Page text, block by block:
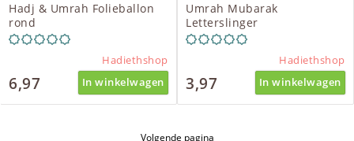
Hadj & Umrah Folieballon
rond
Hadiethshop
6,97 In winkelwagen
Umrah Mubarak
Letterslinger
Hadiethshop
3,97 In winkelwagen
Volgende pagina